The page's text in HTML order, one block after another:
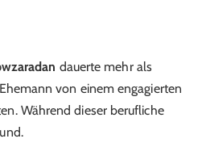
dauerte mehr als
von einem engagierten
Während dieser berufliche